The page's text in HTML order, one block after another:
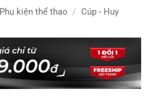
Phụ kiện thể thao / Cúp - Huy